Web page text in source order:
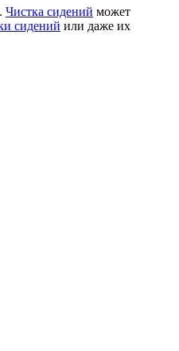
Чистка сидений может
сидений или даже их